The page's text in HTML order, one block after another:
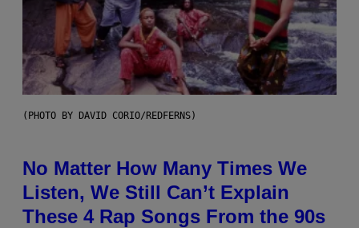
(PHOTO BY DAVID CORIO/REDFERNS)
No Matter How Many Times We
Listen, We Still Can’t Explain
These 4 Rap Songs From the 90s